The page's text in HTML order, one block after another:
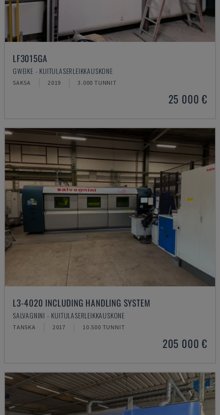
LF3015GA
GWEIKE - KUITULASERLEIKKAUSKONE
SAKSA 2019 3.000 TUNNIT
25 000 €
L3-4020 INCLUDING HANDLING SYSTEM
SALVAGNINI - KUITULASERLEIKKAUSKONE
TANSKA 2017 10.500 TUNNIT
205 000 €